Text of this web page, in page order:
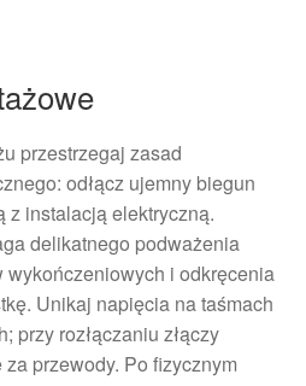
przestrzegaj zasad
odłącz ujemny biegun
z instalacją elektryczną.
delikatnego podważenia
i odkręcenia
Unikaj napięcia na taśmach
przy rozłączaniu złączy
przewody. Po fizycznym